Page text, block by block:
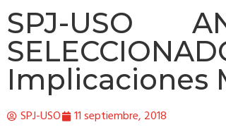
SPJ-USO
Implicaciones
SPJ-USO 11 septiembre, 2018